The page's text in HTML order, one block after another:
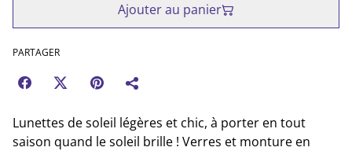
Ajouter au panier
PARTAGER
Lunettes de soleil légères et chic, à porter en tout
saison quand le soleil brille ! Verres et monture en